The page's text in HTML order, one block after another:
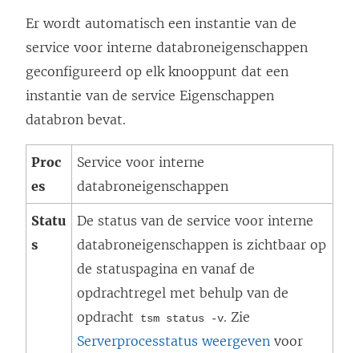
Er wordt automatisch een instantie van de
service voor interne databroneigenschappen
geconfigureerd op elk knooppunt dat een
instantie van de service Eigenschappen
databron bevat.
Proc
es
Service voor interne
databroneigenschappen
Statu
s
De status van de service voor interne
databroneigenschappen is zichtbaar op
de statuspagina en vanaf de
opdrachtregel met behulp van de
opdracht tsm status -v. Zie
Serverprocesstatus weergeven voor